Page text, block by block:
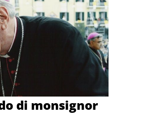
di monsignor